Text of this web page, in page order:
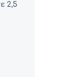
2,5